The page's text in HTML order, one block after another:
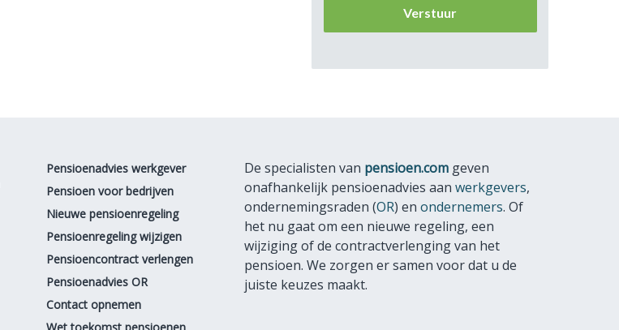
Pensioenadvies werkgever
Pensioen voor bedrijven
Nieuwe pensioenregeling
Pensioenregeling wijzigen
Pensioencontract verlengen
Pensioenadvies OR
Contact opnemen
De specialisten van pensioen.com geven
onafhankelijk pensioenadvies aan werkgevers,
ondernemingsraden (OR) en ondernemers. Of
het nu gaat om een nieuwe regeling, een
wijziging of de contractverlenging van het
pensioen. We zorgen er samen voor dat u de
juiste keuzes maakt.